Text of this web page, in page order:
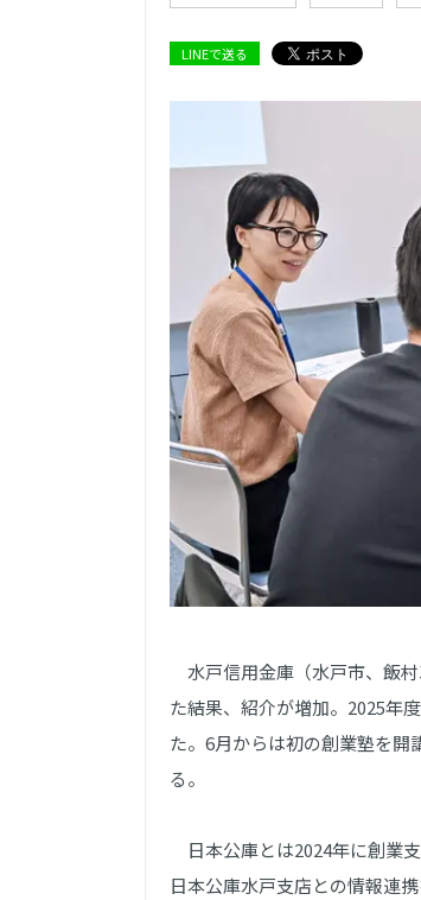
LINEで送る
水戸信用金庫（水戸市、飯
た結果、紹介が増加。2025年
た。6月からは初の創業塾を開
る。
日本公庫とは2024年に創業
日本公庫水戸支店との情報連